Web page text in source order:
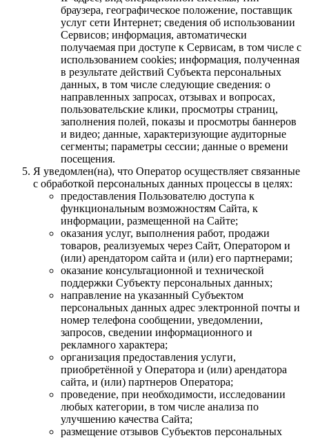
браузера, географическое положение, поставщик
услуг сети Интернет; сведения об использовании
Сервисов; информация, автоматически
получаемая при доступе к Сервисам, в том числе с
использованием cookies; информация, полученная
в результате действий Субъекта персональных
данных, в том числе следующие сведения: о
направленных запросах, отзывах и вопросах,
пользовательские клики, просмотры страниц,
заполнения полей, показы и просмотры баннеров
и видео; данные, характеризующие аудиторные
сегменты; параметры сессии; данные о времени
посещения.
Я уведомлен(на), что Оператор осуществляет связанные
с обработкой персональных данных процессы в целях:
предоставления Пользователю доступа к
функциональным возможностям Сайта, к
информации, размещенной на Сайте;
оказания услуг, выполнения работ, продажи
товаров, реализуемых через Сайт, Оператором и
(или) арендатором сайта и (или) его партнерами;
оказание консультационной и технической
поддержки Субъекту персональных данных;
направление на указанный Субъектом
персональных данных адрес электронной почты и
номер телефона сообщении, уведомлении,
запросов, сведении информационного и
рекламного характера;
организация предоставления услуги,
приобретённой у Оператора и (или) арендатора
сайта, и (или) партнеров Оператора;
проведение, при необходимости, исследовании
любых категории, в том числе анализа по
улучшению качества Сайта;
размещение отзывов Субъектов персональных